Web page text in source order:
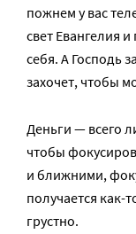
пожнем у вас
свет Евангелия
себя. А Господь
захочет, чтобы
Деньги — всего
чтобы
и ближними,
получается как-
грустно.